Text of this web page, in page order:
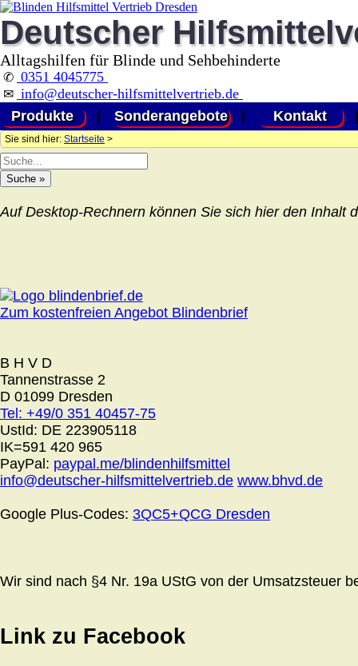
Deutscher
Alltagshilfen für Blinde und Sehbehinderte
✆ 0351 4045775
✉ info@deutscher-hilfsmittelvertrieb.de
Produkte
Sonderangebote Kontakt
Sie sind hier: Startseite >
Auf Desktop-Rechnern können Sie sich hier den Inhalt
Zum kostenfreien Angebot Blindenbrief
B H V D
Tannenstrasse 2
D 01099 Dresden
Tel: +49/0 351 40457-75
UstId: DE 223905118
IK=591 420 965
PayPal: paypal.me/blindenhilfsmittel
info@deutscher-hilfsmittelvertrieb.de www.bhvd.de
Google Plus-Codes: 3QC5+QCG Dresden
Wir sind nach §4 Nr. 19a UStG von der Umsatzsteuer
Link zu Facebook